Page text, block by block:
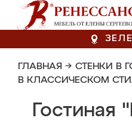
ГЛАВНАЯ → СТЕНКИ В
В КЛАССИЧЕСКОМ
Гостиная